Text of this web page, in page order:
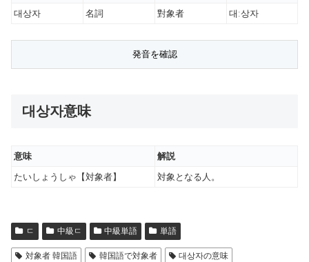
대상자
名詞 對象者 대ː상자
대상자意味
意味
解説
たいしょうしゃ【対象者】
対象となる人。
ㄷ 中級ㄷ 中級単語 単語
対象者 韓国語 韓国語で対象者 대상자の意味